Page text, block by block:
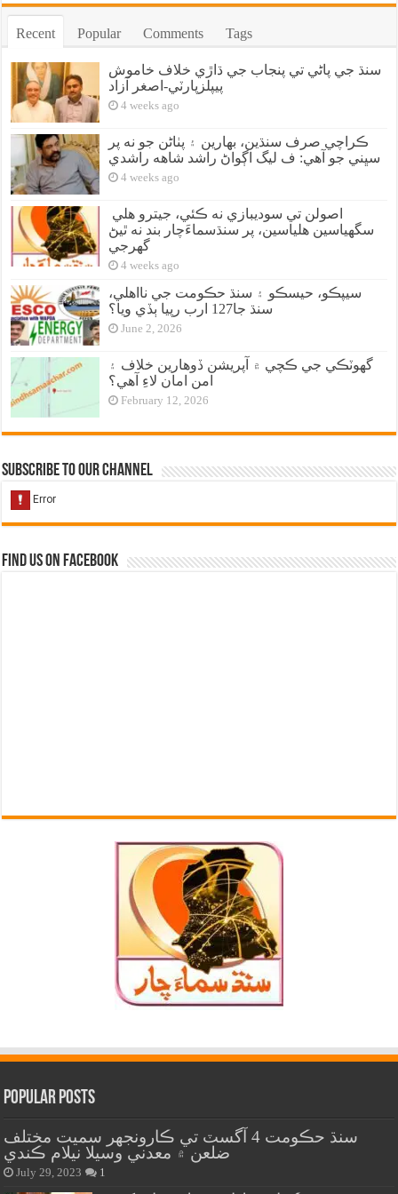
Recent Popular Comments Tags
سنڌ جي پاڻي تي پنجاب جي ڌاڙي خلاف خاموش
پيپلزپارٽي-اصغر آزاد
4 weeks ago
ڪراچي صرف سنڌين، بهارين ۽ پٺاڻن جو نه پر
سڀني جو آهي: ف ليگ اڳواڻ راشد شاهه راشدي
4 weeks ago
سگهياسين هلياسين، پر سنڌسماءَچار بند نه ٿيڻ
گهرجي
4 weeks ago
سيپڪو، حيسڪو ۽ سنڌ حڪومت جي نااهلي،
سنڌ جا127 ارب رپيا ٻڏي ويا؟
June 2, 2026
گهوٽڪي جي ڪچي ۾ آپريشن ڏوهارين خلاف ۽
امن امان لاءِ آهي؟
February 12, 2026
Subscribe to our Channel
Find us on Facebook
Popular Posts
سنڌ حڪومت 4 آگسٽ تي ڪارونجهر سميت مختلف
ضلعن ۾ معدني وسيلا نيلام ڪندي
July 29, 2023 1